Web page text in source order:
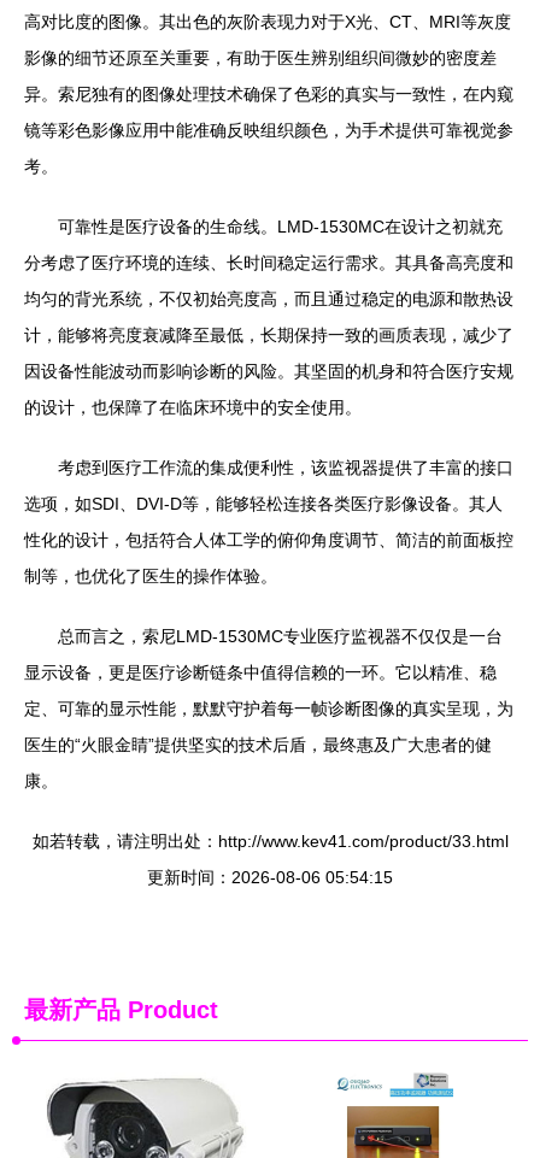
高对比度的图像。其出色的灰阶表现力对于X光、CT、MRI等灰度
影像的细节还原至关重要，有助于医生辨别组织间微妙的密度差
异。索尼独有的图像处理技术确保了色彩的真实与一致性，在内窥
镜等彩色影像应用中能准确反映组织颜色，为手术提供可靠视觉参
考。
可靠性是医疗设备的生命线。LMD-1530MC在设计之初就充
分考虑了医疗环境的连续、长时间稳定运行需求。其具备高亮度和
均匀的背光系统，不仅初始亮度高，而且通过稳定的电源和散热设
计，能够将亮度衰减降至最低，长期保持一致的画质表现，减少了
因设备性能波动而影响诊断的风险。其坚固的机身和符合医疗安规
的设计，也保障了在临床环境中的安全使用。
考虑到医疗工作流的集成便利性，该监视器提供了丰富的接口
选项，如SDI、DVI-D等，能够轻松连接各类医疗影像设备。其人
性化的设计，包括符合人体工学的俯仰角度调节、简洁的前面板控
制等，也优化了医生的操作体验。
总而言之，索尼LMD-1530MC专业医疗监视器不仅仅是一台
显示设备，更是医疗诊断链条中值得信赖的一环。它以精准、稳
定、可靠的显示性能，默默守护着每一帧诊断图像的真实呈现，为
医生的“火眼金睛”提供坚实的技术后盾，最终惠及广大患者的健
康。
如若转载，请注明出处：http://www.kev41.com/product/33.html
更新时间：2026-08-06 05:54:15
最新产品 Product